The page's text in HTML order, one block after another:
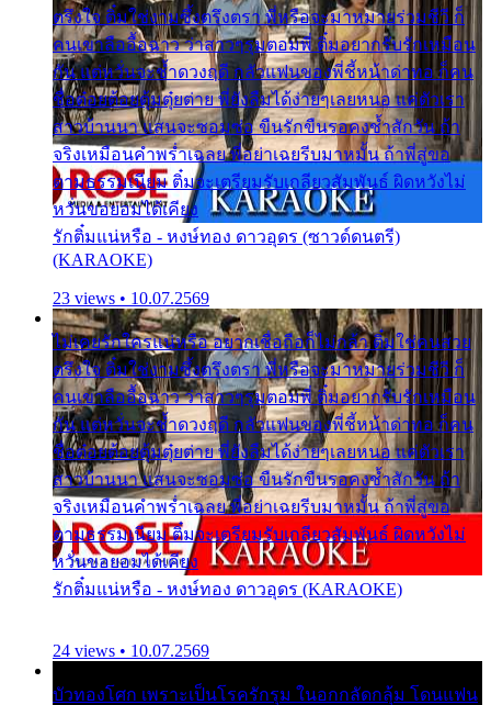
ตรึงใจ ติ๋มใช่งามซึ้งตรึงตรา พี่หรือจะมาหมายร่วมชีวี ก็
คนเขาลืออื้อฉาว ว่าสาวๆรุมตอมพี่ ติ๋มอยากรับรักเหมือน
กัน แต่หวั่นจะช้ำดวงฤดี กลัวแฟนของพี่ชี้หน้าด่าทอ ก็คน
ชื่อต๋อยต้อยตุ้มตุ๋ยต่าย พี่ยังลืมได้ง่ายๆเลยหนอ แค่ตัวเรา
สาวบ้านนา แสนจะซอมซ่อ ขืนรักขืนรอคงช้ำสักวัน ถ้า
จริงเหมือนคำพร่ำเฉลย พี่อย่าเฉยรีบมาหมั้น ถ้าพี่สู่ขอ
ตามธรรมเนียม ติ๋มจะเตรียมรับเกลียวสัมพันธ์ ผิดหวังไม่
หวั่นขอยอมได้เคียง
รักติ๋มแน่หรือ - หงษ์ทอง ดาวอุดร (ซาวด์ดนตรี)
(KARAOKE)
23 views • 10.07.2569
ไม่เคยรักใครแน่หรือ อยากเชื่อถือก็ไม่กล้า ติ๋มใช่คนสวย
ตรึงใจ ติ๋มใช่งามซึ้งตรึงตรา พี่หรือจะมาหมายร่วมชีวี ก็
คนเขาลืออื้อฉาว ว่าสาวๆรุมตอมพี่ ติ๋มอยากรับรักเหมือน
กัน แต่หวั่นจะช้ำดวงฤดี กลัวแฟนของพี่ชี้หน้าด่าทอ ก็คน
ชื่อต๋อยต้อยตุ้มตุ๋ยต่าย พี่ยังลืมได้ง่ายๆเลยหนอ แค่ตัวเรา
สาวบ้านนา แสนจะซอมซ่อ ขืนรักขืนรอคงช้ำสักวัน ถ้า
จริงเหมือนคำพร่ำเฉลย พี่อย่าเฉยรีบมาหมั้น ถ้าพี่สู่ขอ
ตามธรรมเนียม ติ๋มจะเตรียมรับเกลียวสัมพันธ์ ผิดหวังไม่
หวั่นขอยอมได้เคียง
รักติ๋มแน่หรือ - หงษ์ทอง ดาวอุดร (KARAOKE)
24 views • 10.07.2569
บัวทองโศก เพราะเป็นโรครักรุม ในอกกลัดกลุ้ม โดนแฟน